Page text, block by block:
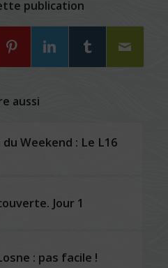
publication
aussi
Weekend : Le L16
Jour 1
: pas facile !